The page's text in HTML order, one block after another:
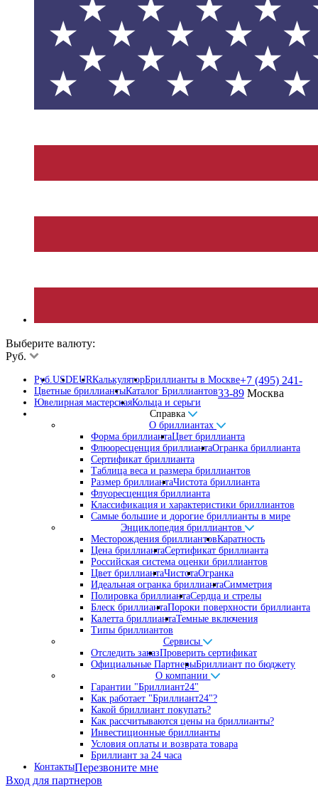
Выберите валюту:
Руб.
Руб.USDEURКалькуляторБриллианты в Москве
Цветные бриллиантыКаталог Бриллиантов
Ювелирная мастерскаяКольца и серьги
Справка
О бриллиантах
Форма бриллиантаЦвет бриллианта
Флюоресценция бриллиантаОгранка бриллианта
Сертификат бриллианта
Таблица веса и размера бриллиантов
Размер бриллиантаЧистота бриллианта
Флуоресценция бриллианта
Классификация и характеристики бриллиантов
Самые большие и дорогие бриллианты в мире
Энциклопедия бриллиантов
Месторождения бриллиантовКаратность
Цена бриллиантаСертификат бриллианта
Российская система оценки бриллиантов
Цвет бриллиантаЧистотаОгранка
Идеальная огранка бриллиантаСимметрия
Полировка бриллиантаСердца и стрелы
Блеск бриллиантаПороки поверхности бриллианта
Калетта бриллиантаТемные включения
Типы бриллиантов
Сервисы
Отследить заказПроверить сертификат
Официальные ПартнерыБриллиант по бюджету
О компании
Гарантии "Бриллиант24"
Как работает "Бриллиант24"?
Какой бриллиант покупать?
Как рассчитываются цены на бриллианты?
Инвестиционные бриллианты
Условия оплаты и возврата товара
Бриллиант за 24 часа
Контакты
+7 (495) 241-
33-89 Москва
Перезвоните мне
Вход для партнеров